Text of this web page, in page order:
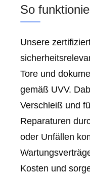
So
Unsere
Tore und
gemäß UVV.
Verschleiß und
Reparaturen
oder Unfällen
Kosten und